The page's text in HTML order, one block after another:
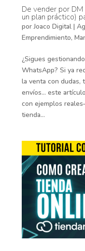
De vender por
un plan práctico)
porJoaco Digital|
Emprendimiento,
¿Sigues
WhatsApp? Si ya
la venta con dudas,
envíos… este
con ejemplos
tienda...